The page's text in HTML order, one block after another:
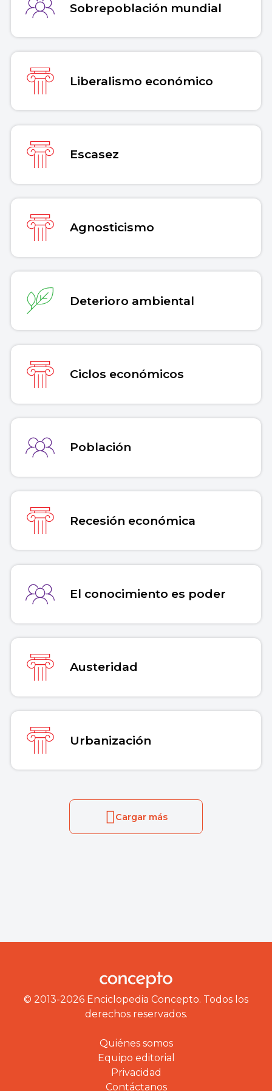
Sobrepoblación mundial
Liberalismo económico
Escasez
Agnosticismo
Deterioro ambiental
Ciclos económicos
Población
Recesión económica
El conocimiento es poder
Austeridad
Urbanización
Cargar más
© 2013-2026 Enciclopedia Concepto. Todos los
derechos reservados.
Quiénes somos
Equipo editorial
Privacidad
Contáctanos